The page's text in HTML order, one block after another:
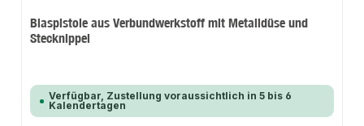
Blaspistole aus Verbundwerkstoff mit Metalldüse und
Stecknippel
Verfügbar, Zustellung voraussichtlich in 5 bis 6
Kalendertagen